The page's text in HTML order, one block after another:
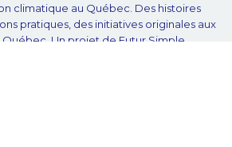
climatique au Québec. Des histoires
pratiques, des initiatives originales aux
Un projet de Futur Simple,